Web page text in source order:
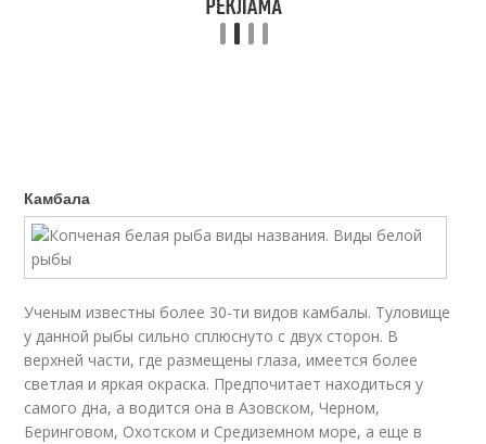
Камбала
Ученым известны более 30-ти видов камбалы. Туловище
у данной рыбы сильно сплюснуто с двух сторон. В
верхней части, где размещены глаза, имеется более
светлая и яркая окраска. Предпочитает находиться у
самого дна, а водится она в Азовском, Черном,
Беринговом, Охотском и Средиземном море, а еще в